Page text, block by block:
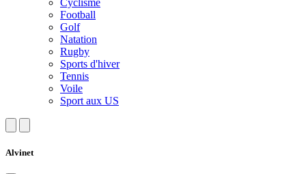
Cyclisme
Football
Golf
Natation
Rugby
Sports d'hiver
Tennis
Voile
Sport aux US
Alvinet